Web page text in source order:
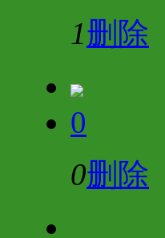
1删除
0
0删除